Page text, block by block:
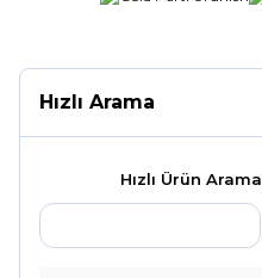
Hızlı Arama
Hızlı Ürün Arama